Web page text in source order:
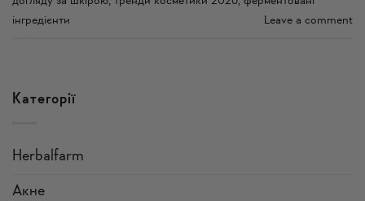
інгредієнти
Leave a comment
Категорії
Herbalfarm
Акне